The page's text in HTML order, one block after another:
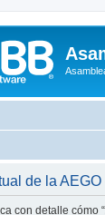
de la
con detalle cómo